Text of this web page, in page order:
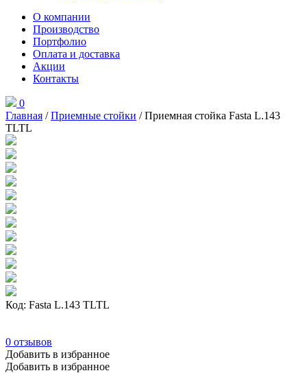
О компании
Производство
Портфолио
Оплата и доставка
Акции
Контакты
0
Главная /Приемные стойки / Приемная стойка Fasta L.143
TLTL
Код: Fasta L.143 TLTL
0 отзывов
Добавить в избранное
Добавить в избранное